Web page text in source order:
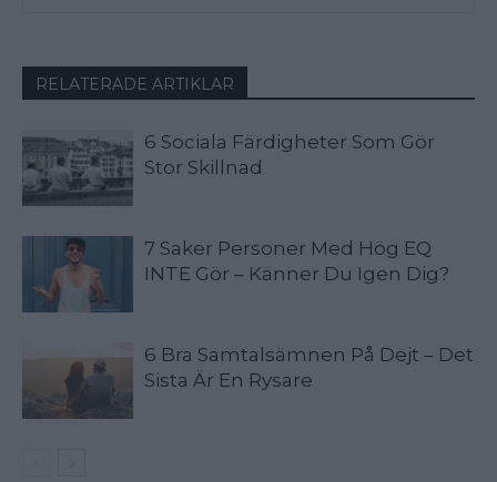
RELATERADE ARTIKLAR
6 Sociala Färdigheter Som Gör
Stor Skillnad
7 Saker Personer Med Hög EQ
INTE Gör – Känner Du Igen Dig?
6 Bra Samtalsämnen På Dejt – Det
Sista Är En Rysare